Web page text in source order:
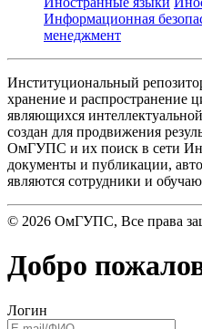
Информационная
менеджмент
Институциональный
хранение и распространение
являющихся
создан для продвижения
ОмГУПС и их поиск в сети
документы и публикации,
являются сотрудники и
© 2026 ОмГУПС, Все права
Добро
Логин